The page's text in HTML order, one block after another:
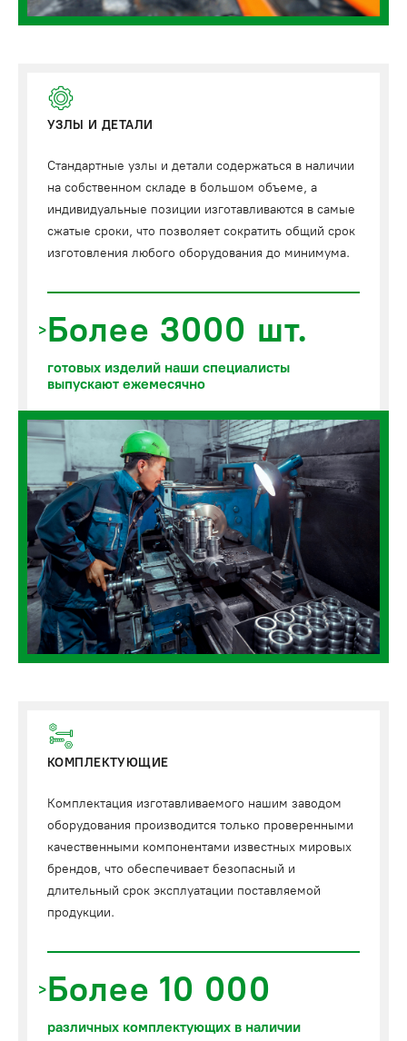
УЗЛЫ И ДЕТАЛИ
Стандартные узлы и детали содержаться в наличии
на собственном складе в большом объеме, а
индивидуальные позиции изготавливаются в самые
сжатые сроки, что позволяет сократить общий срок
изготовления любого оборудования до минимума.
Более 3000 шт.
готовых изделий наши специалисты
выпускают ежемесячно
КОМПЛЕКТУЮЩИЕ
Комплектация изготавливаемого нашим заводом
оборудования производится только проверенными
качественными компонентами известных мировых
брендов, что обеспечивает безопасный и
длительный срок эксплуатации поставляемой
продукции.
Более 10 000
различных комплектующих в наличии